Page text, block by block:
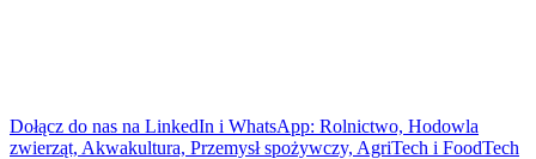
Dołącz do nas na LinkedIn i WhatsApp: Rolnictwo, Hodowla
zwierząt, Akwakultura, Przemysł spożywczy, AgriTech i FoodTech